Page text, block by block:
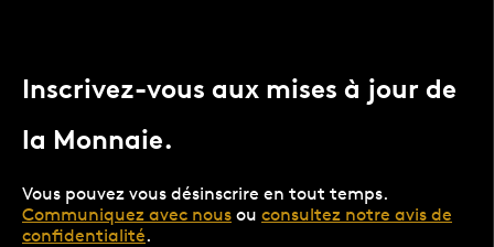
Inscrivez-vous aux mises à jour de
la Monnaie.
Vous pouvez vous désinscrire en tout temps.
Communiquez avec nous ou consultez notre avis de
confidentialité.